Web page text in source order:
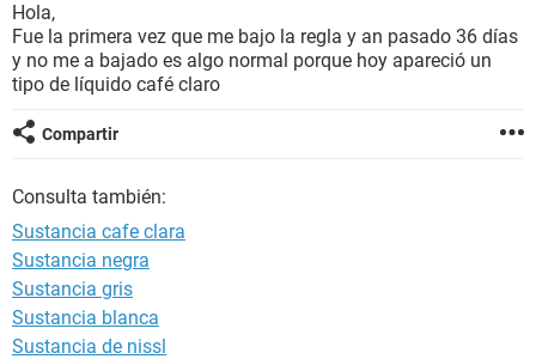
BIENESTAR
SEXUALIDAD
GLOSARIO
Hola,
Fue la primera vez que me bajo la regla y an pasado 36 días
y no me a bajado es algo normal porque hoy apareció un
tipo de líquido café claro
Compartir
Consulta también:
Sustancia cafe clara
Sustancia negra
Sustancia gris
Sustancia blanca
Sustancia de nissl